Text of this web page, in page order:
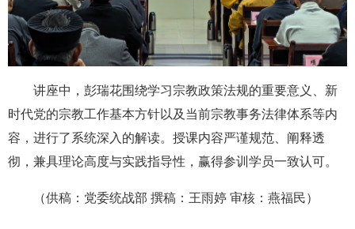
讲座中，彭瑞花围绕学习宗教政策法规的重要意义、新
时代党的宗教工作基本方针以及当前宗教事务法律体系等内
容，进行了系统深入的解读。授课内容严谨规范、阐释透
彻，兼具理论高度与实践指导性，赢得参训学员一致认可。
（供稿：党委统战部 撰稿：王雨婷 审核：燕福民）